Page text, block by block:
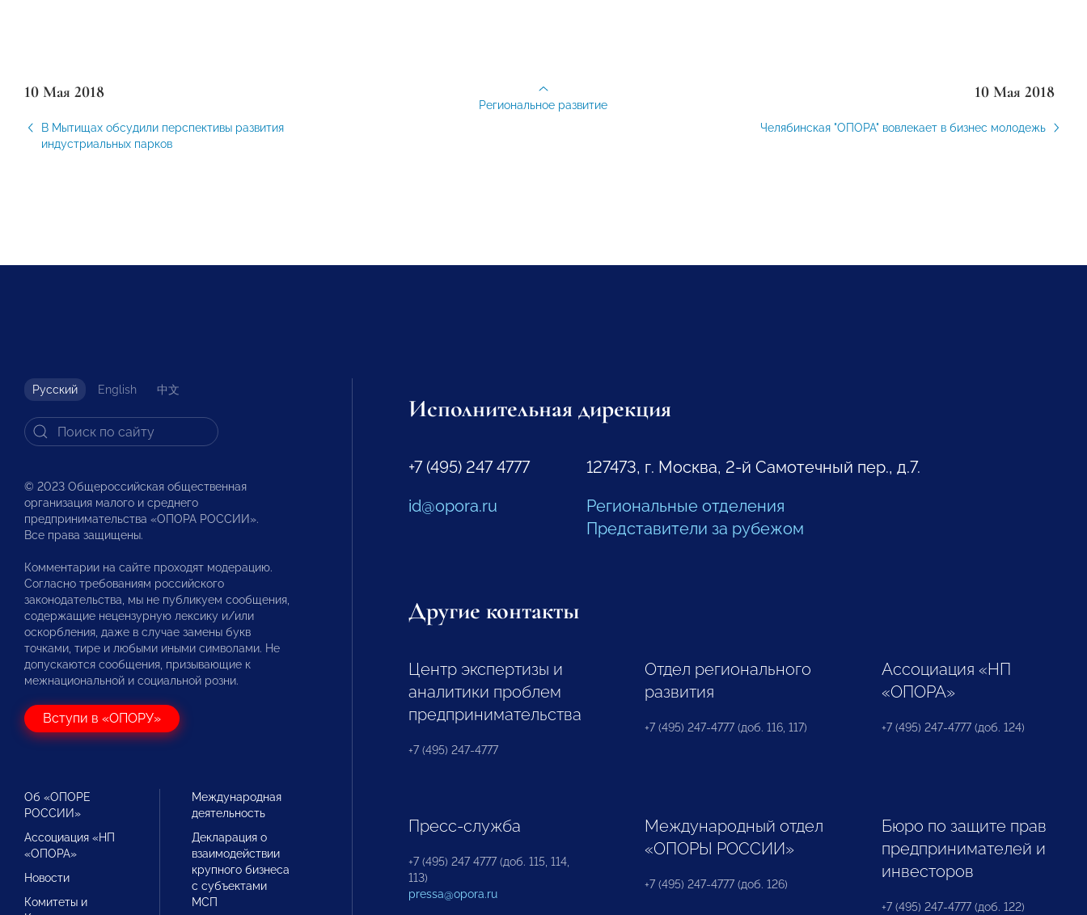
10 Мая 2018
В Мытищах обсудили перспективы развития
индустриальных парков
10 Мая 2018
Челябинская "ОПОРА" вовлекает в бизнес молодежь
Региональное развитие
Русский English 中文
© 2023 Общероссийская общественная
организация малого и среднего
предпринимательства «ОПОРА РОССИИ».
Все права защищены.
Комментарии на сайте проходят модерацию.
Согласно требованиям российского
законодательства, мы не публикуем сообщения,
содержащие нецензурную лексику и/или
оскорбления, даже в случае замены букв
точками, тире и любыми иными символами. Не
допускаются сообщения, призывающие к
межнациональной и социальной розни.
Вступи в «ОПОРУ»
Об «ОПОРЕ
РОССИИ»
Ассоциация «НП
«ОПОРА»
Новости
Комитеты и
Международная
деятельность
Декларация о
взаимодействии
крупного бизнеса
с субъектами
МСП
Исполнительная дирекция
+7 (495) 247 4777
id@opora.ru
127473, г. Москва, 2-й Самотечный пер., д.7.
Региональные отделения
Представители за рубежом
Другие контакты
Центр экспертизы и
аналитики проблем
предпринимательства
+7 (495) 247-4777
Отдел регионального
развития
+7 (495) 247-4777 (доб. 116, 117)
Ассоциация «НП
«ОПОРА»
+7 (495) 247-4777 (доб. 124)
Пресс-служба
+7 (495) 247 4777 (доб. 115, 114,
113)
pressa@opora.ru
Международный отдел
«ОПОРЫ РОССИИ»
+7 (495) 247-4777 (доб. 126)
Бюро по защите прав
предпринимателей и
инвесторов
+7 (495) 247-4777 (доб. 122)